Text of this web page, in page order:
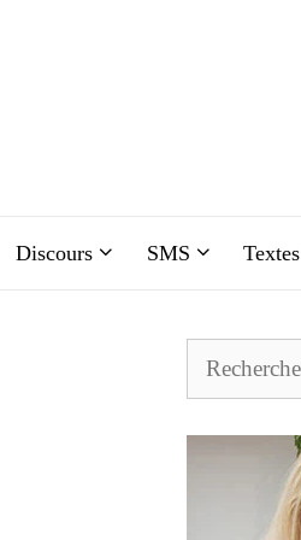
Discours SMS Textes